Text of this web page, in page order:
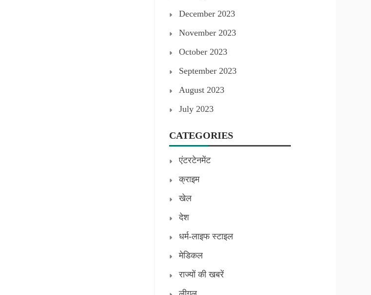
December 2023
November 2023
October 2023
September 2023
August 2023
July 2023
CATEGORIES
एंटरटेनमेंट
क्राइम
खेल
देश
धर्म-लाइफ स्टाइल
मेडिकल
राज्यों की खबरें